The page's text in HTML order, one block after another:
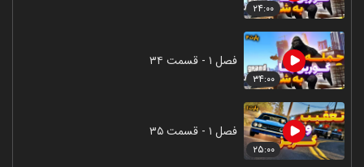
۲۴:۰۰
۳۴:۰۰
فصل ۱ - قسمت ۳۴
۲۵:۰۰
فصل ۱ - قسمت ۳۵